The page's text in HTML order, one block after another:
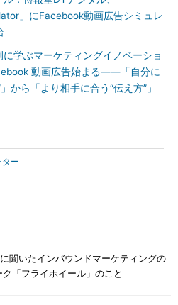
」にFacebook動画広告シミュレ
に学ぶマーケティングイノベーショ
動画広告始まる――「自分に
から「より相手に合う“伝え方”」
ー
聞いたインバウンドマーケティングの
「フライホイール」のこと